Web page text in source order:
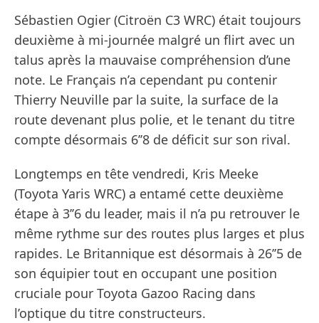
Sébastien Ogier (Citroën C3 WRC) était toujours
deuxième à mi-journée malgré un flirt avec un
talus après la mauvaise compréhension d’une
note. Le Français n’a cependant pu contenir
Thierry Neuville par la suite, la surface de la
route devenant plus polie, et le tenant du titre
compte désormais 6’’8 de déficit sur son rival.
Longtemps en tête vendredi, Kris Meeke
(Toyota Yaris WRC) a entamé cette deuxième
étape à 3’’6 du leader, mais il n’a pu retrouver le
même rythme sur des routes plus larges et plus
rapides. Le Britannique est désormais à 26’’5 de
son équipier tout en occupant une position
cruciale pour Toyota Gazoo Racing dans
l’optique du titre constructeurs.